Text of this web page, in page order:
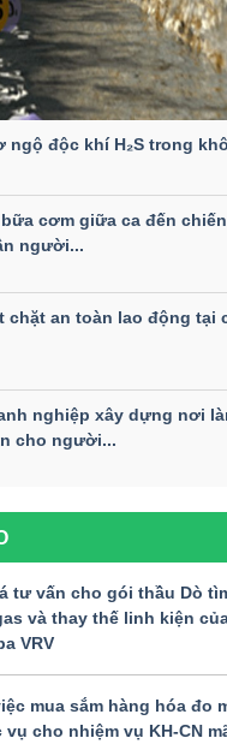
ngộ độc khí H₂S trong
cơm giữa ca đến
người...
chặt an toàn lao động tại
nghiệp xây dựng nơi
cho người...
tư vấn cho gói thầu Dò
và thay thế linh kiện
VRV
mua sắm hàng hóa đo
cho nhiệm vụ KH-CN